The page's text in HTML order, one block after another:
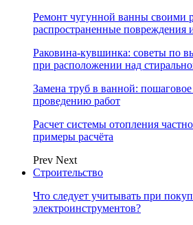
Ремонт чугунной ванны своими
распространенные повреждения
Раковина-кувшинка: советы по
при расположении над
Замена труб в ванной:
проведению работ
Расчет системы отопления
примеры расчёта
Prev Next
Строительство
Что следует учитывать при
электроинструментов?